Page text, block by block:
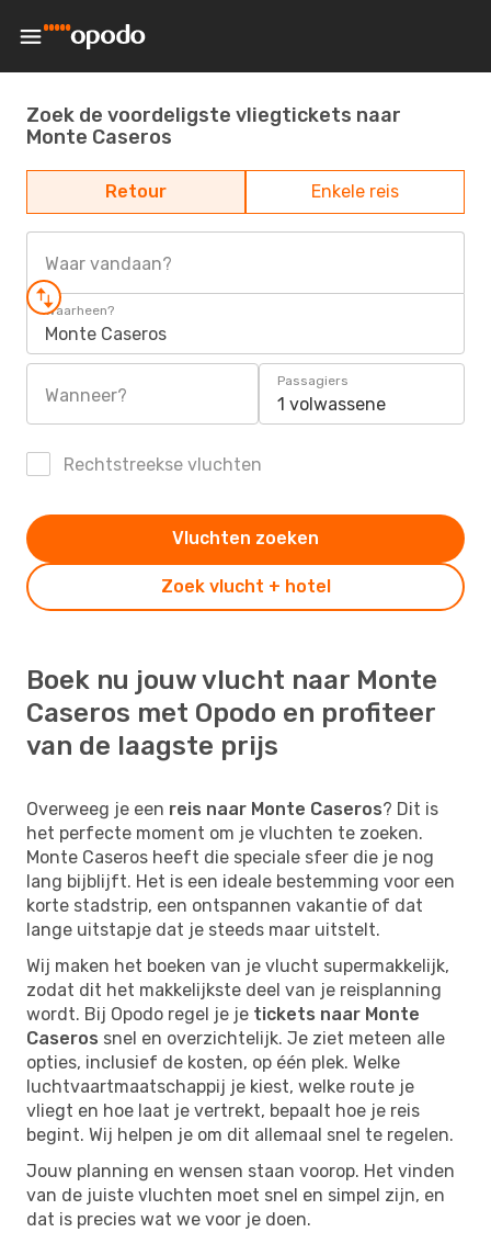
Zoek de voordeligste vliegtickets naar
Monte Caseros
Retour Enkele reis
Waar vandaan?
Waarheen?
Monte Caseros
Wanneer?
Passagiers
1 volwassene
Rechtstreekse vluchten
Zoek vlucht + hotel
Vluchten zoeken
Boek nu jouw vlucht naar Monte
Caseros met Opodo en profiteer
van de laagste prijs
Overweeg je een reis naar Monte Caseros? Dit is
het perfecte moment om je vluchten te zoeken.
Monte Caseros heeft die speciale sfeer die je nog
lang bijblijft. Het is een ideale bestemming voor een
korte stadstrip, een ontspannen vakantie of dat
lange uitstapje dat je steeds maar uitstelt.
Wij maken het boeken van je vlucht supermakkelijk,
zodat dit het makkelijkste deel van je reisplanning
wordt. Bij Opodo regel je je tickets naar Monte
Caseros snel en overzichtelijk. Je ziet meteen alle
opties, inclusief de kosten, op één plek. Welke
luchtvaartmaatschappij je kiest, welke route je
vliegt en hoe laat je vertrekt, bepaalt hoe je reis
begint. Wij helpen je om dit allemaal snel te regelen.
Jouw planning en wensen staan voorop. Het vinden
van de juiste vluchten moet snel en simpel zijn, en
dat is precies wat we voor je doen.